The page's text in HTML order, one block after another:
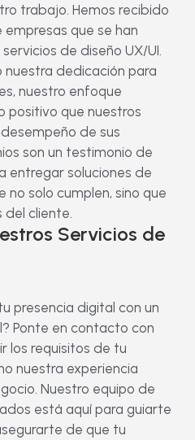
trabajo. Hemos recibido
que se han
de diseño UX/UI.
nuestra dedicación para
nuestro enfoque
positivo que nuestros
de sus
son un testimonio de
entregar soluciones de
no solo cumplen, sino que
cliente.
Servicios de
presencia digital con un
Ponte en contacto con
los requisitos de tu
nuestra experiencia
Nuestro equipo de
está aquí para guiarte
de que tu